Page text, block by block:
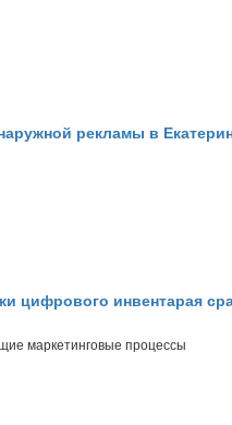
рекламы в
цифрового инвентарая
маркетинговые процессы